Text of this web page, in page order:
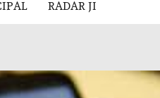
RADAR JI